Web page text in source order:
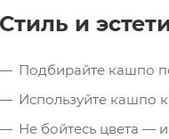
Стиль и
Подбирайте кашпо
Используйте кашпо
Не бойтесь цвета —